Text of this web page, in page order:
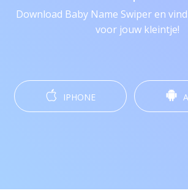
Download Baby Name Swiper en
voor jouw kleintje!
IPHONE